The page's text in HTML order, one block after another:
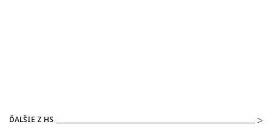
ĎALŠIE Z HS